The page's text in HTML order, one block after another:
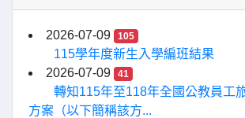
2026-07-09 105
115學年度新生入學編班結果
2026-07-09
41
轉知115年至118年全國公教員工
方案（以下簡稱該方...